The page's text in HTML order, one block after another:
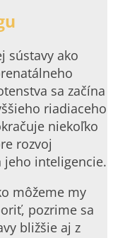
sústavy ako
sa začína
riadiaceho
niekoľko
rozvoj
inteligencie.
môžeme my
pozrime sa
bližšie aj z